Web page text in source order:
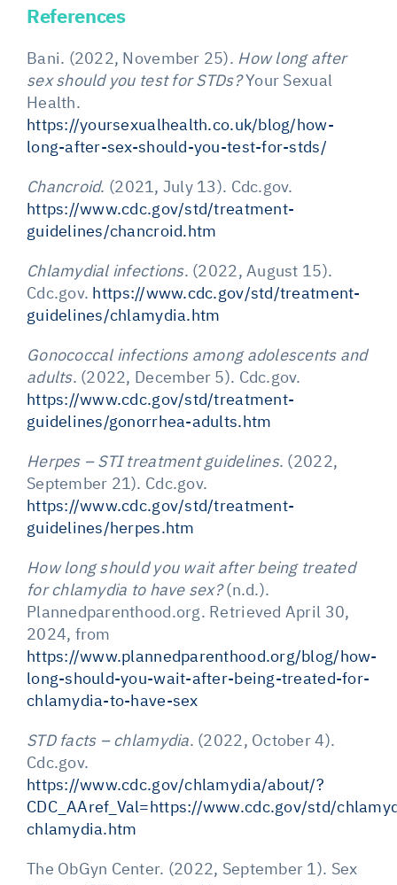
References
Bani. (2022, November 25). How long after
sex should you test for STDs?Your Sexual
Health.
https://yoursexualhealth.co.uk/blog/how-
long-after-sex-should-you-test-for-stds/
Chancroid. (2021, July 13). Cdc.gov.
https://www.cdc.gov/std/treatment-
guidelines/chancroid.htm
Chlamydial infections. (2022, August 15).
Cdc.gov. https://www.cdc.gov/std/treatment-
guidelines/chlamydia.htm
Gonococcal infections among adolescents and
adults. (2022, December 5). Cdc.gov.
https://www.cdc.gov/std/treatment-
guidelines/gonorrhea-adults.htm
Herpes – STI treatment guidelines. (2022,
September 21). Cdc.gov.
https://www.cdc.gov/std/treatment-
guidelines/herpes.htm
How long should you wait after being treated
for chlamydia to have sex?(n.d.).
Plannedparenthood.org. Retrieved April 30,
2024, from
https://www.plannedparenthood.org/blog/how-
long-should-you-wait-after-being-treated-for-
chlamydia-to-have-sex
STD facts – chlamydia. (2022, October 4).
Cdc.gov.
https://www.cdc.gov/chlamydia/about/?
CDC_AAref_Val=https://www.cdc.gov/std/
chlamydia.htm
The ObGyn Center. (2022, September 1). Sex